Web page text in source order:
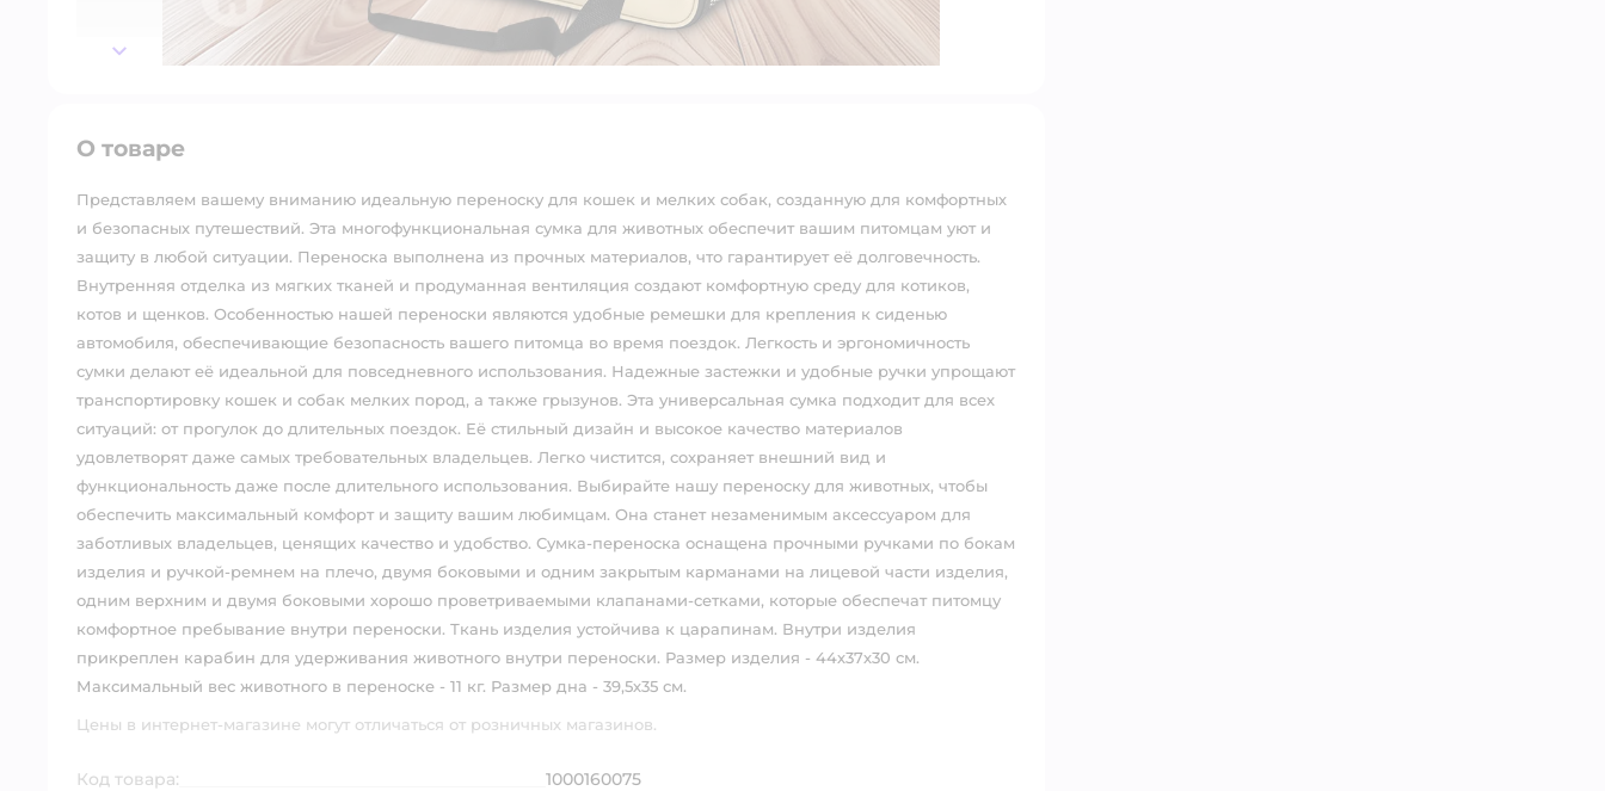
далее
О товаре
Представляем вашему вниманию идеальную переноску для кошек и мелких собак, созданную для комфортных
и безопасных путешествий. Эта многофункциональная сумка для животных обеспечит вашим питомцам уют и
защиту в любой ситуации. Переноска выполнена из прочных материалов, что гарантирует её долговечность.
Внутренняя отделка из мягких тканей и продуманная вентиляция создают комфортную среду для котиков,
котов и щенков. Особенностью нашей переноски являются удобные ремешки для крепления к сиденью
автомобиля, обеспечивающие безопасность вашего питомца во время поездок. Легкость и эргономичность
сумки делают её идеальной для повседневного использования. Надежные застежки и удобные ручки упрощают
транспортировку кошек и собак мелких пород, а также грызунов. Эта универсальная сумка подходит для всех
ситуаций: от прогулок до длительных поездок. Её стильный дизайн и высокое качество материалов
удовлетворят даже самых требовательных владельцев. Легко чистится, сохраняет внешний вид и
функциональность даже после длительного использования. Выбирайте нашу переноску для животных, чтобы
обеспечить максимальный комфорт и защиту вашим любимцам. Она станет незаменимым аксессуаром для
заботливых владельцев, ценящих качество и удобство. Сумка-переноска оснащена прочными ручками по бокам
изделия и ручкой-ремнем на плечо, двумя боковыми и одним закрытым карманами на лицевой части изделия,
одним верхним и двумя боковыми хорошо проветриваемыми клапанами-сетками, которые обеспечат питомцу
комфортное пребывание внутри переноски. Ткань изделия устойчива к царапинам. Внутри изделия
прикреплен карабин для удерживания животного внутри переноски. Размер изделия - 44х37х30 см.
Максимальный вес животного в переноске - 11 кг. Размер дна - 39,5х35 см.
Цены в интернет-магазине могут отличаться от розничных магазинов.
Код товара:
1000160075